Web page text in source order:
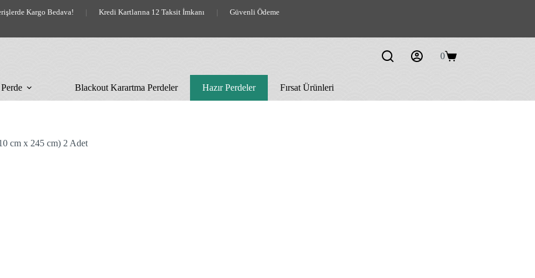
Kargo Bedava! | Kredi Kartlarına 12 Taksit İmkanı | Güvenli Ödeme
Shopping
0
Blackout Karartma Perdeler Hazır Perdeler Fırsat Ürünleri
cm x 245 cm) 2 Adet